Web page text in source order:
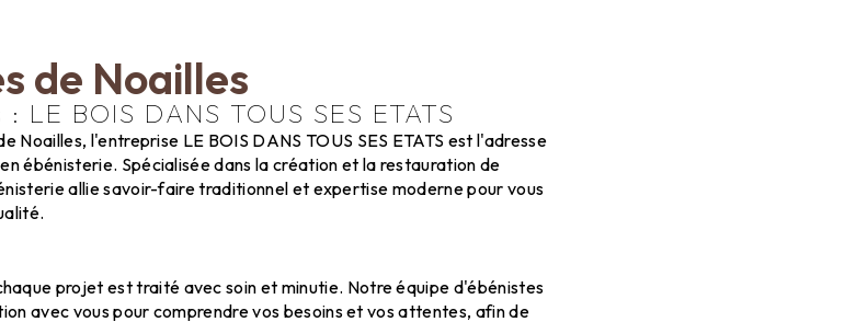
de Noailles
BOIS DANS TOUS SES ETATS
Noailles, l'entreprise LE BOIS DANS TOUS SES ETATS est l'adresse
ébénisterie. Spécialisée dans la création et la restauration de
allie savoir-faire traditionnel et expertise moderne pour vous
projet est traité avec soin et minutie. Notre équipe d'ébénistes
avec vous pour comprendre vos besoins et vos attentes, afin de